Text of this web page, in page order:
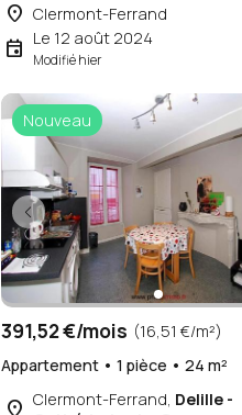
place Clermont-Ferrand
event Le 12 août 2024
Modifié hier
Nouveau